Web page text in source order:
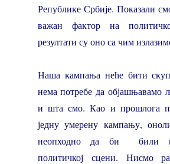
Републике Србије. Показали
важан фактор на
резултати су оно са чим
Наша кампања неће бити
нема потребе да објашњавамо
и шта смо. Као и прошлога
једну умерену кампању,
неопходно да би били
политичкој сцени. Нисмо